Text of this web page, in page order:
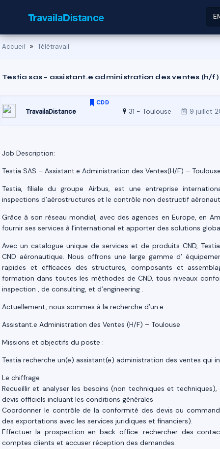
Accueil » Télétravail
Testia sas – assistant.e administration des ventes (h/
TravailaDistance
CDD
31 - Toulouse 9 juillet
Job Description:
Testia SAS – Assistant.e Administration des Ventes(H/F) –
Testia, filiale du groupe Airbus, est une entreprise
inspections d’aérostructures et le contrôle non destructif
Grâce à son réseau mondial, avec des agences en Europe, en
fournir ses services à l’international et apporter des solutions
Avec un catalogue unique de services et de produits CND,
CND aéronautique. Nous offrons une large gamme d’
rapides et efficaces des structures, composants et
formation dans toutes les méthodes de CND, tous niveaux
inspection , de consulting, et d’engineering .
Actuellement, nous sommes à la recherche d’un.e :
Assistant.e Administration des Ventes (H/F) – Toulouse
Missions et objectifs du poste :
Testia recherche un(e) assistant(e) administration des ventes qui
Le chiffrage
Recueillir et analyser les besoins (non techniques et
devis officiels incluant les conditions générales
Coordonner le contrôle de la conformité des devis ou
des exportations avec les services juridiques et financiers).
Effectuer la prospection en back-office: rechercher des
comptes clients et accuser réception des demandes.